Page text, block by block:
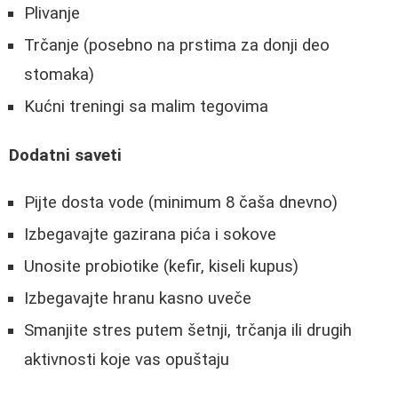
Plivanje
Trčanje (posebno na prstima za donji deo
stomaka)
Kućni treningi sa malim tegovima
Dodatni saveti
Pijte dosta vode (minimum 8 čaša dnevno)
Izbegavajte gazirana pića i sokove
Unosite probiotike (kefir, kiseli kupus)
Izbegavajte hranu kasno uveče
Smanjite stres putem šetnji, trčanja ili drugih
aktivnosti koje vas opuštaju